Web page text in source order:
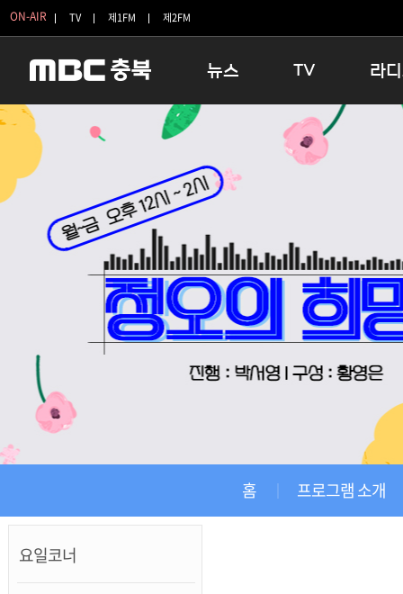
ON-AIR TV 제1FM 제2FM
뉴스
충청북도
청주
충주
단양
보은
영동
옥천
음성
제천
TV
생방송 활기찬 저녁
프라임인터뷰
전국시대
시청자 FLEX
특집프로그램
TV 속 정보
종영프로그램
라
홈 프로그램 소개
요일코너